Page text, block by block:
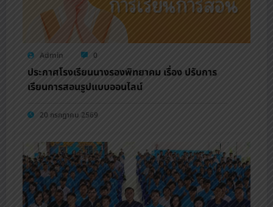
Admin 0
ประกาศโรงเรียนนางรองพิทยาคม เรื่อง ปรับการ
เรียนการสอนรูปแบบออนไลน์
20 กรกฎาคม 2569